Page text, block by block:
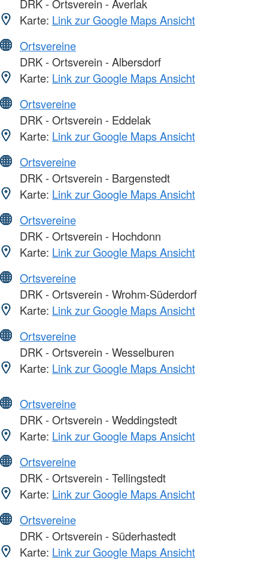
DRK - Ortsverein - Averlak
Karte: Link zur Google Maps Ansicht
Ortsvereine
DRK - Ortsverein - Albersdorf
Karte: Link zur Google Maps Ansicht
Ortsvereine
DRK - Ortsverein - Eddelak
Karte: Link zur Google Maps Ansicht
Ortsvereine
DRK - Ortsverein - Bargenstedt
Karte: Link zur Google Maps Ansicht
Ortsvereine
DRK - Ortsverein - Hochdonn
Karte: Link zur Google Maps Ansicht
Ortsvereine
DRK - Ortsverein - Wrohm-Süderdorf
Karte: Link zur Google Maps Ansicht
Ortsvereine
DRK - Ortsverein - Wesselburen
Karte: Link zur Google Maps Ansicht
Ortsvereine
DRK - Ortsverein - Weddingstedt
Karte: Link zur Google Maps Ansicht
Ortsvereine
DRK - Ortsverein - Tellingstedt
Karte: Link zur Google Maps Ansicht
Ortsvereine
DRK - Ortsverein - Süderhastedt
Karte: Link zur Google Maps Ansicht